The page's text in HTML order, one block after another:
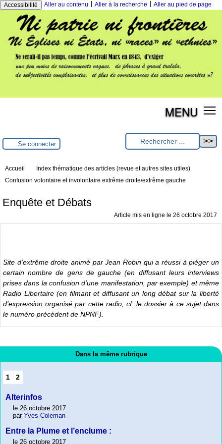
Accessibilité Aller au contenu Aller à la recherche Aller au pied de page
MENU
Se connecter
Accueil
Index thématique des articles (revue et autres sites utiles)
Confusion volontaire et involontaire extrême droite/extrême gauche
Enquête et Débats
Article mis en ligne le 26 octobre 2017
Site d’extrême droite animé par Jean Robin qui a réussi à piéger un
certain nombre de gens de gauche (en diffusant leurs interviews
prises dans la confusion d’une manifestation, par exemple) et même
Radio Libertaire (en filmant et diffusant un long débat sur la liberté
d’expression organisé par cette radio, cf. le dossier à ce sujet dans
le numéro précédent de NPNF).
Dans la même rubrique
1 2
Alterinfos
le 26 octobre 2017
par Yves Coleman
Entre la Plume et l’enclume :
le 26 octobre 2017